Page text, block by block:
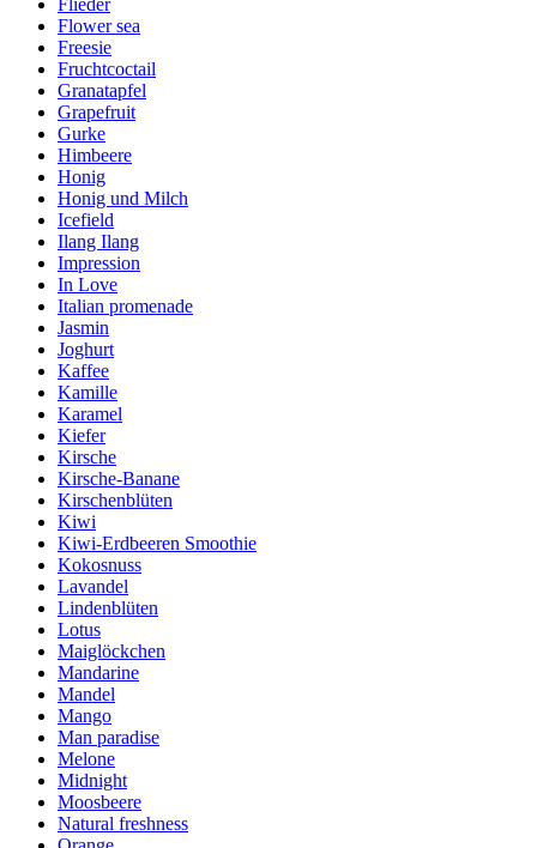
Flieder
Flower sea
Freesie
Fruchtcoctail
Granatapfel
Grapefruit
Gurke
Himbeere
Honig
Honig und Milch
Icefield
Ilang Ilang
Impression
In Love
Italian promenade
Jasmin
Joghurt
Kaffee
Kamille
Karamel
Kiefer
Kirsche
Kirsche-Banane
Kirschenblüten
Kiwi
Kiwi-Erdbeeren Smoothie
Kokosnuss
Lavandel
Lindenblüten
Lotus
Maiglöckchen
Mandarine
Mandel
Mango
Man paradise
Melone
Midnight
Moosbeere
Natural freshness